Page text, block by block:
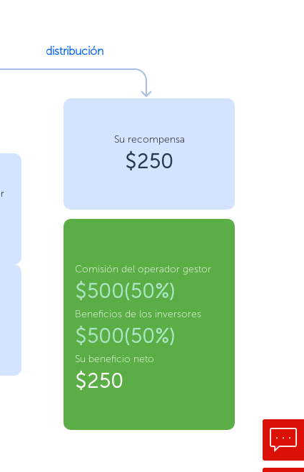
distribución
Su recompensa
$250
Comisión del operador gestor
$500(50%)
Beneficios de los inversores
$500(50%)
Su beneficio neto
$250